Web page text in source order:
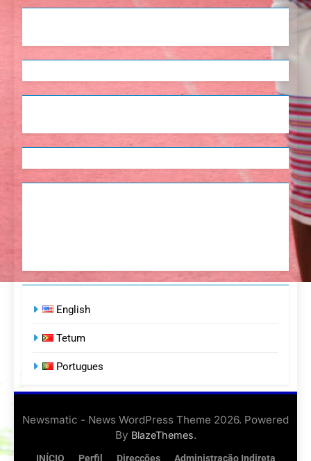
English
Tetum
Portugues
Newsmatic - News WordPress Theme 2026. Powered
By BlazeThemes.
INÍCIO Perfil Direcções Administração Indireta